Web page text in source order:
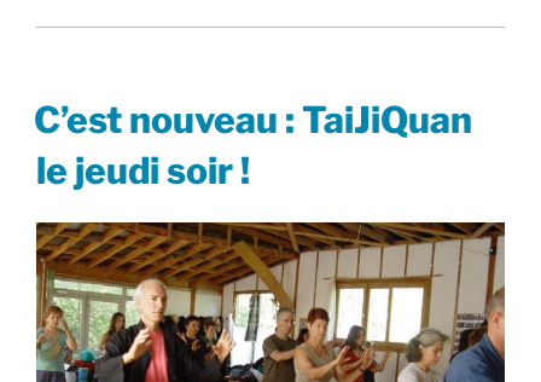
LE
C’est nouveau : TaiJiQuan
le jeudi soir !